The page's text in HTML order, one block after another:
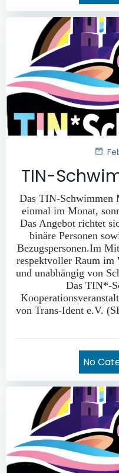
TIN-
Das TIN-Schwimmen
einmal im Monat,
Das Angebot richtet
binäre Personen
Bezugspersonen.Im
respektvoller Raum im
und unabhängig von
Das TIN*-
von Trans-Ident e.V.
No